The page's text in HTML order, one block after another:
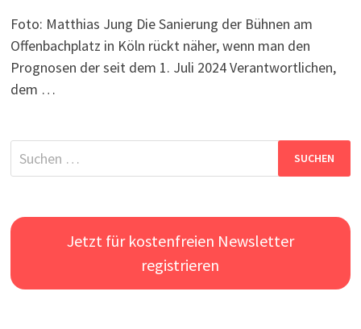
Foto: Matthias Jung Die Sanierung der Bühnen am
Offenbachplatz in Köln rückt näher, wenn man den
Prognosen der seit dem 1. Juli 2024 Verantwortlichen,
dem …
Suchen
nach:
Jetzt für kostenfreien Newsletter
registrieren